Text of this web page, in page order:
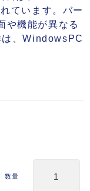
ています。バー
や機能が異なる
は、WindowsPC
数量